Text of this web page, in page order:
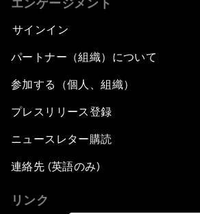
エンゲージメント
サインイン
パートナー（組織）について
参加する（個人、組織）
プレスリリース登録
ニュースレター購読
連絡先 (英語のみ)
リンク